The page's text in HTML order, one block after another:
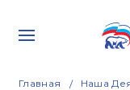
Главная Наша